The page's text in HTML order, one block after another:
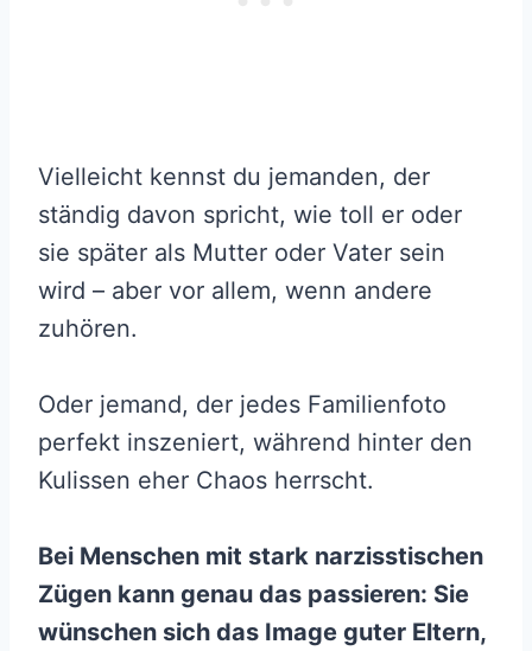
Vielleicht kennst du jemanden, der
ständig davon spricht, wie toll er oder
sie später als Mutter oder Vater sein
wird – aber vor allem, wenn andere
zuhören.
Oder jemand, der jedes Familienfoto
perfekt inszeniert, während hinter den
Kulissen eher Chaos herrscht.
Bei Menschen mit stark narzisstischen
Zügen kann genau das passieren: Sie
wünschen sich das Image guter Eltern,